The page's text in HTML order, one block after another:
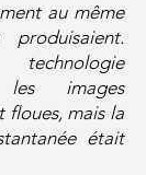
au même
les images
floues, mais la
était